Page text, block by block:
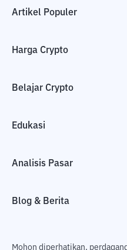
Artikel Populer
Harga Crypto
Belajar Crypto
Edukasi
Analisis Pasar
Blog & Berita
Mohon diperhatikan,